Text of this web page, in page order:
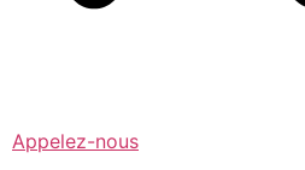
Appelez-nous